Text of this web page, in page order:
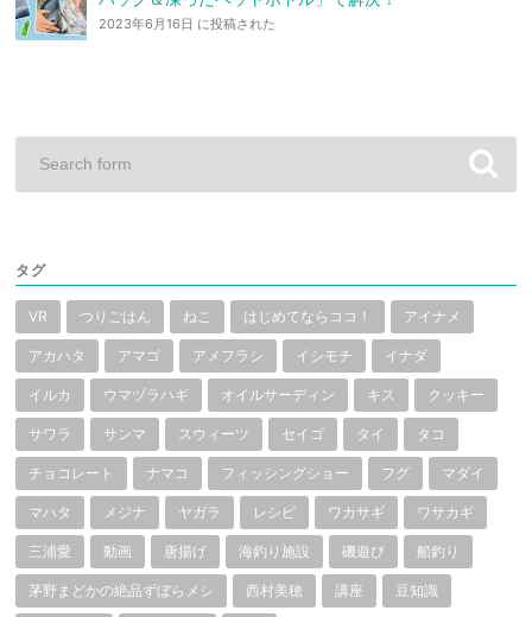
2023年6月16日 に投稿された
タグ
VR つりごはん ねこ はじめてならココ！ アイナメ
アカハタ アマゴ アメフラシ イシモチ イナダ
イルカ ウマヅラハギ オイルサーディン キス クッキー
サワラ サンマ スウィーツ セイゴ タイ タコ
チョコレート ナマコ フィッシングショー フグ マダイ
マハタ メジナ ヤガラ レシピ ワカサギ ワサカギ
三浦愛 動画 唐揚げ 海釣り施設 磯遊び 船釣り
茅野まどかの絶品ずぼらメシ 西村美穂 講座 豆知識